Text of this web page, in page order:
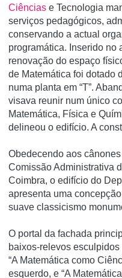
Ciências e Tecnologia
serviços pedagógicos,
conservando a actual
programática. Inserido no
renovação do espaço
de Matemática foi dotado
numa planta em “T”.
visava reunir num único
Matemática, Física e
delineou o edifício. A
Obedecendo aos
Comissão Administrativa
Coimbra, o edifício do
apresenta uma
suave classicismo
O portal da fachada
baixos-relevos
“A Matemática como
esquerdo, e “A